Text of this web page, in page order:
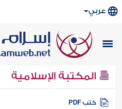
عربي
المكتبة الإسلامية